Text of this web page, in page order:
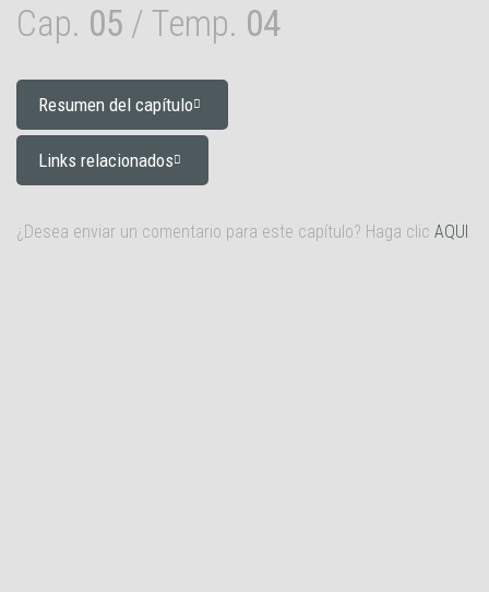
Cap. 05 / Temp. 04
Resumen del capítulo
Links relacionados
¿Desea enviar un comentario para este capítulo? Haga clic AQUI